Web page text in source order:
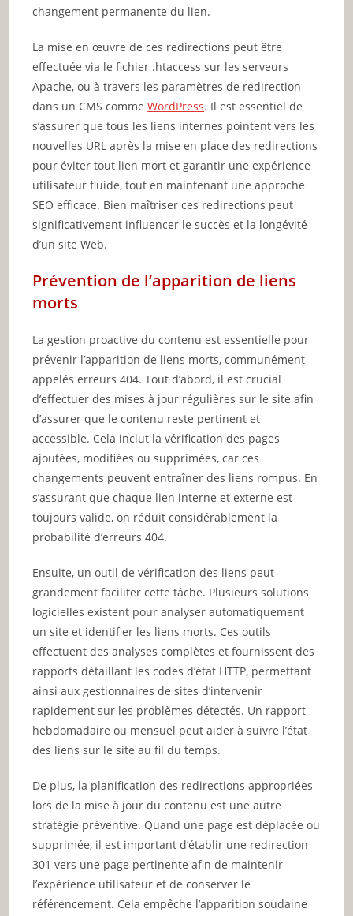
changement permanente du lien.
La mise en œuvre de ces redirections peut être
effectuée via le fichier .htaccess sur les serveurs
Apache, ou à travers les paramètres de redirection
dans un CMS commeWordPress. Il est essentiel de
s’assurer que tous les liens internes pointent vers les
nouvelles URL après la mise en place des redirections
pour éviter tout lien mort et garantir une expérience
utilisateur fluide, tout en maintenant une approche
SEO efficace. Bien maîtriser ces redirections peut
significativement influencer le succès et la longévité
d’un site Web.
Prévention de l’apparition de liens
morts
La gestion proactive du contenu est essentielle pour
prévenir l’apparition de liens morts, communément
appelés erreurs 404. Tout d’abord, il est crucial
d’effectuer des mises à jour régulières sur le site afin
d’assurer que le contenu reste pertinent et
accessible. Cela inclut la vérification des pages
ajoutées, modifiées ou supprimées, car ces
changements peuvent entraîner des liens rompus. En
s’assurant que chaque lien interne et externe est
toujours valide, on réduit considérablement la
probabilité d’erreurs 404.
Ensuite, un outil de vérification des liens peut
grandement faciliter cette tâche. Plusieurs solutions
logicielles existent pour analyser automatiquement
un site et identifier les liens morts. Ces outils
effectuent des analyses complètes et fournissent des
rapports détaillant les codes d’état HTTP, permettant
ainsi aux gestionnaires de sites d’intervenir
rapidement sur les problèmes détectés. Un rapport
hebdomadaire ou mensuel peut aider à suivre l’état
des liens sur le site au fil du temps.
De plus, la planification des redirections appropriées
lors de la mise à jour du contenu est une autre
stratégie préventive. Quand une page est déplacée ou
supprimée, il est important d’établir une redirection
301 vers une page pertinente afin de maintenir
l’expérience utilisateur et de conserver le
référencement. Cela empêche l’apparition soudaine